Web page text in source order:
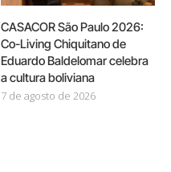
CASACOR São Paulo 2026:
Co-Living Chiquitano de
Eduardo Baldelomar celebra
a cultura boliviana
7 de agosto de 2026